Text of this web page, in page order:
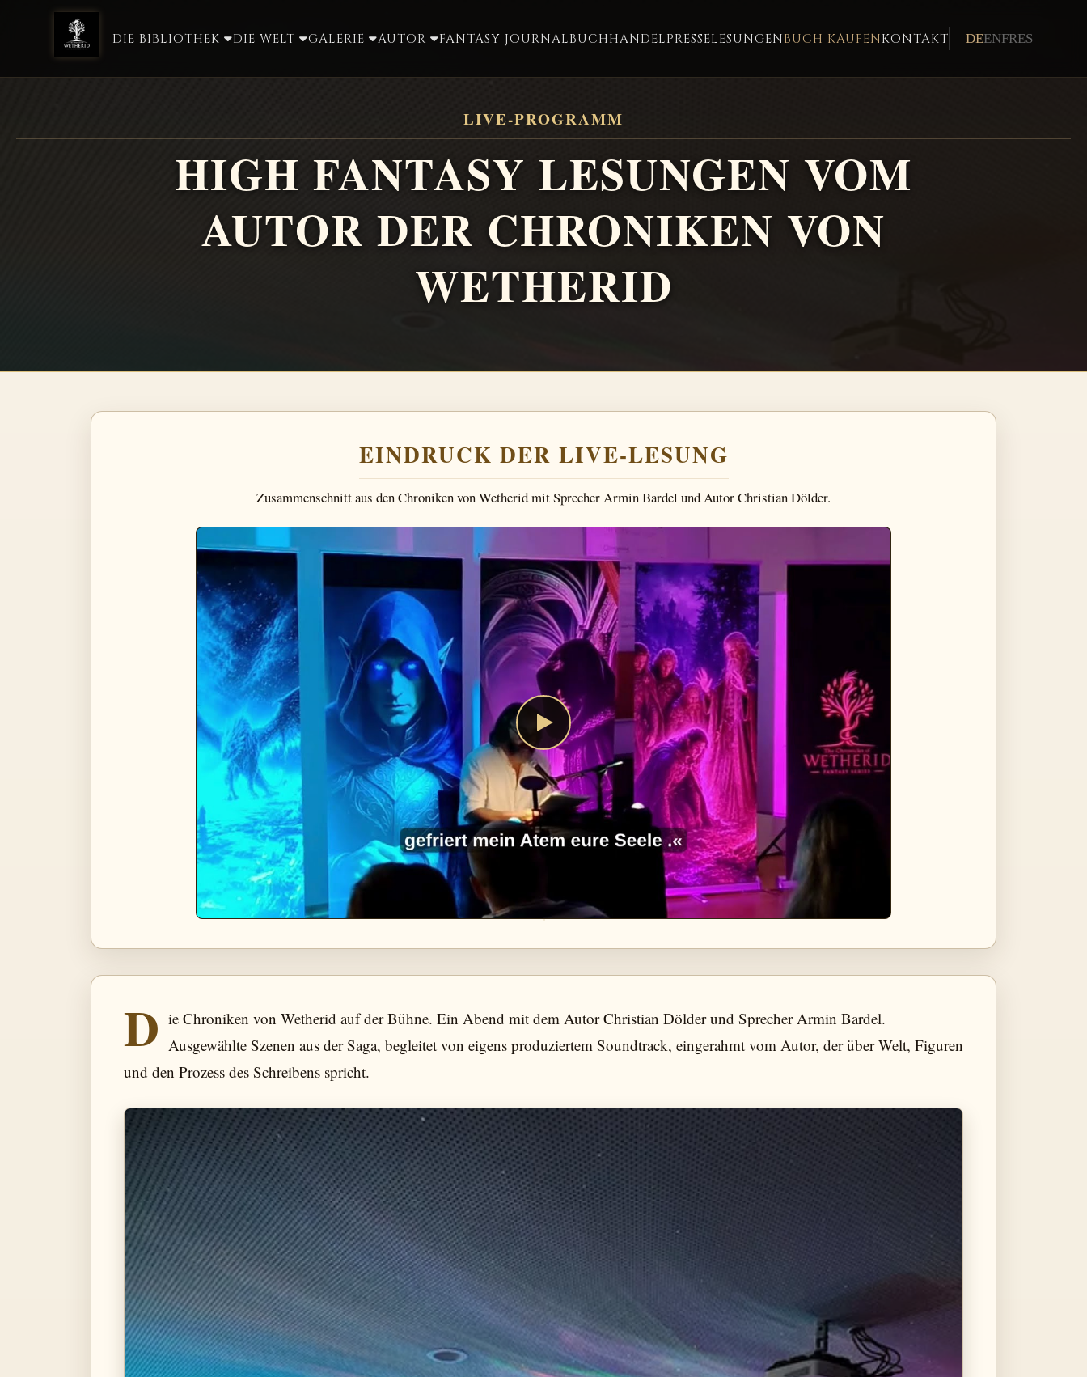
DIE BIBLIOTHEK DIE WELT GALERIE AUTOR FANTASY JOURNALBUCHHANDELPRESSELESUNGENBUCH KAUFENKONTAKT DEENFRES
LIVE-PROGRAMM
HIGH FANTASY LESUNGEN VOM
AUTOR DER CHRONIKEN VON
WETHERID
EINDRUCK DER LIVE-LESUNG
Zusammenschnitt aus den Chroniken von Wetherid mit Sprecher Armin Bardel und Autor Christian Dölder.
D ie Chroniken von Wetherid auf der Bühne. Ein Abend mit dem Autor Christian Dölder und Sprecher Armin Bardel.
Ausgewählte Szenen aus der Saga, begleitet von eigens produziertem Soundtrack, eingerahmt vom Autor, der über Welt, Figuren
und den Prozess des Schreibens spricht.